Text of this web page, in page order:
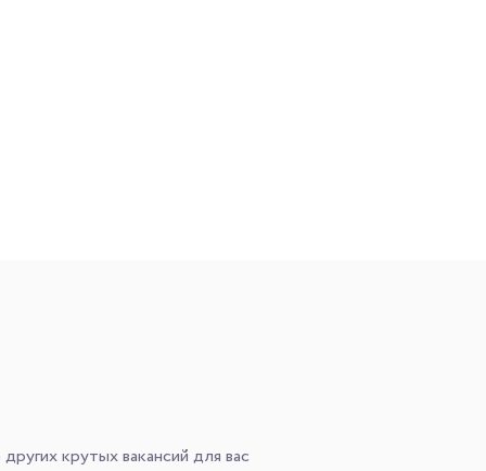
подключать ему уроки и отвечать на его вопросы;
всему научим :)
крутых вакансий для вас